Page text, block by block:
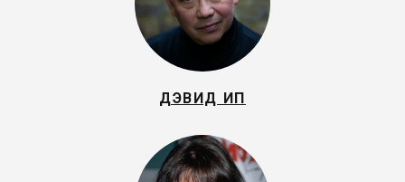
ДЭВИД ИП